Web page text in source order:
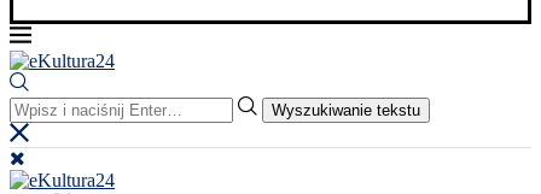
Wyszukiwanie tekstu